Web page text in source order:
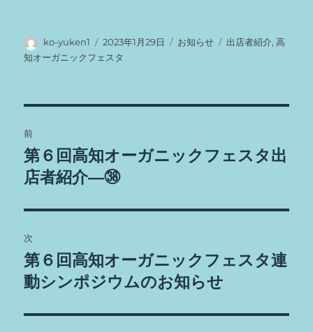
投
稿
ko-yuken1
投
稿
2023年1月29日
カ
お知らせ
タ
出店者紹介,高
知オーガニックフェスタ
稿
ナ
ビ
ゲ
ー
シ
前
前
の
稿:
第６回高知オーガニックフェスタ出
店者紹介―㊳
次
次
の
稿:
第６回高知オーガニックフェスタ連
動シンポジウムのお知らせ